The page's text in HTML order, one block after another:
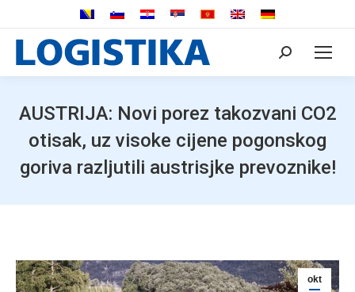
Search:
AUSTRIJA: Novi porez takozvani CO2
otisak, uz visoke cijene pogonskog
goriva razljutili austrisjke prevoznike!
okt